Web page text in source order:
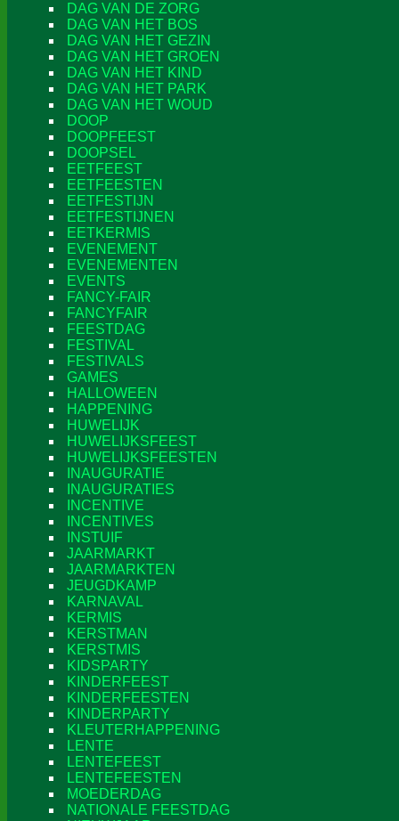
DAG VAN DE ZORG
DAG VAN HET BOS
DAG VAN HET GEZIN
DAG VAN HET GROEN
DAG VAN HET KIND
DAG VAN HET PARK
DAG VAN HET WOUD
DOOP
DOOPFEEST
DOOPSEL
EETFEEST
EETFEESTEN
EETFESTIJN
EETFESTIJNEN
EETKERMIS
EVENEMENT
EVENEMENTEN
EVENTS
FANCY-FAIR
FANCYFAIR
FEESTDAG
FESTIVAL
FESTIVALS
GAMES
HALLOWEEN
HAPPENING
HUWELIJK
HUWELIJKSFEEST
HUWELIJKSFEESTEN
INAUGURATIE
INAUGURATIES
INCENTIVE
INCENTIVES
INSTUIF
JAARMARKT
JAARMARKTEN
JEUGDKAMP
KARNAVAL
KERMIS
KERSTMAN
KERSTMIS
KIDSPARTY
KINDERFEEST
KINDERFEESTEN
KINDERPARTY
KLEUTERHAPPENING
LENTE
LENTEFEEST
LENTEFEESTEN
MOEDERDAG
NATIONALE FEESTDAG